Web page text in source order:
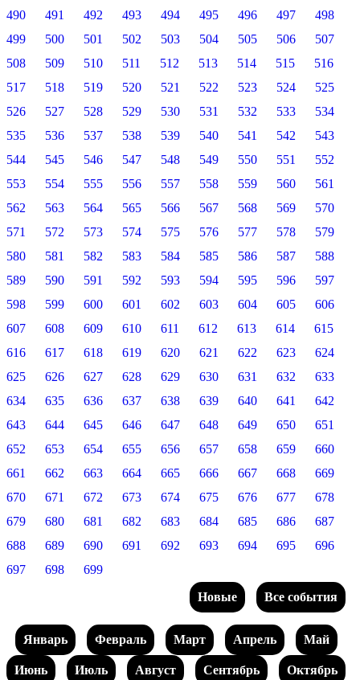
490
491 492 493 494 495 496 497
498
499
500 501 502 503 504 505 506
507
508
509 510 511 512 513 514 515
516
517
518 519 520 521 522 523 524
525
526
527 528 529 530 531 532 533
534
535
536 537 538 539 540 541 542
543
544
545 546 547 548 549 550 551
552
553
554 555 556 557 558 559 560
561
562
563 564 565 566 567 568 569
570
571
572 573 574 575 576 577 578
579
580
581 582 583 584 585 586 587
588
589
590 591 592 593 594 595 596
597
598
599 600 601 602 603 604 605
606
607
608 609 610 611 612 613 614
615
616
617 618 619 620 621 622 623
624
625
626 627 628 629 630 631 632
633
634
635 636 637 638 639 640 641
642
643
644 645 646 647 648 649 650
651
652
653 654 655 656 657 658 659
660
661
662 663 664 665 666 667 668
669
670
671 672 673 674 675 676 677
678
679
680 681 682 683 684 685 686
687
688
689 690 691 692 693 694 695
696
697
698
699
Новые
Все события
Январь Февраль Март Апрель Май
Июнь Июль Август Сентябрь Октябрь